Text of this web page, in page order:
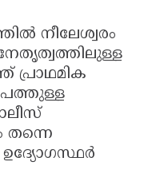
നീലേശ്വരം
പ്രാഥമിക
തന്നെ
ഉദ്യോഗസ്ഥർ